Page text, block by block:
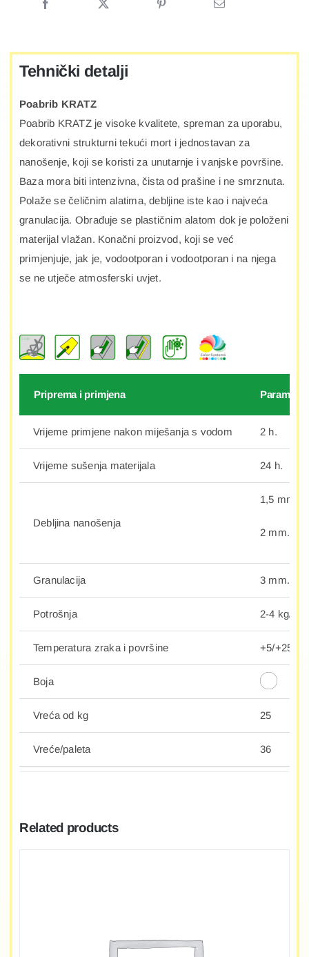
Tehnički detalji
Poabrib KRATZ
Poabrib KRATZ je visoke kvalitete, spreman za uporabu,
dekorativni strukturni tekući mort i jednostavan za
nanošenje, koji se koristi za unutarnje i vanjske površine.
Baza mora biti intenzivna, čista od prašine i ne smrznuta.
Polaže se čeličnim alatima, debljine iste kao i najveća
granulacija. Obrađuje se plastičnim alatom dok je položeni
materijal vlažan. Konačni proizvod, koji se već
primjenjuje, jak je, vodootporan i vodootporan i na njega
se ne utječe atmosferski uvjet.
Priprema i primjena Parametri
Vrijeme primjene nakon miješanja s vodom 2 h.
Vrijeme sušenja materijala 24 h.
Debljina nanošenja
1,5 mm.
2 mm.
Granulacija 3 mm.
Potrošnja 2-4 kg/
Temperatura zraka i površine +5/+25°C
Boja
Vreća od kg 25
Vreće/paleta 36
Related products